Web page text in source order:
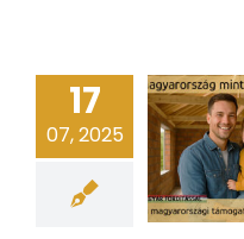
17
07, 2025